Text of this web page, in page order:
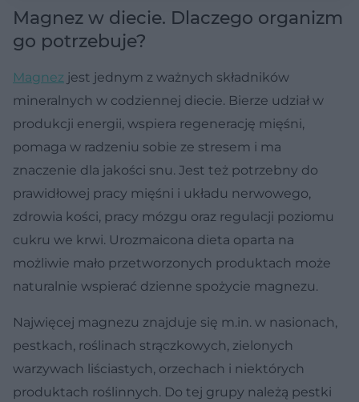
Magnez w diecie. Dlaczego organizm
go potrzebuje?
Magnez jest jednym z ważnych składników
mineralnych w codziennej diecie. Bierze udział w
produkcji energii, wspiera regenerację mięśni,
pomaga w radzeniu sobie ze stresem i ma
znaczenie dla jakości snu. Jest też potrzebny do
prawidłowej pracy mięśni i układu nerwowego,
zdrowia kości, pracy mózgu oraz regulacji poziomu
cukru we krwi. Urozmaicona dieta oparta na
możliwie mało przetworzonych produktach może
naturalnie wspierać dzienne spożycie magnezu.
Najwięcej magnezu znajduje się m.in. w nasionach,
pestkach, roślinach strączkowych, zielonych
warzywach liściastych, orzechach i niektórych
produktach roślinnych. Do tej grupy należą pestki